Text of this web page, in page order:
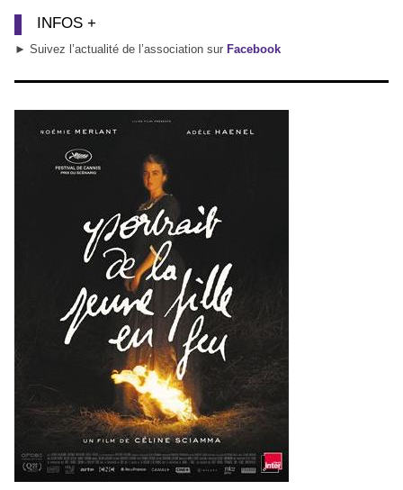
INFOS +
► Suivez l’actualité de l’association sur Facebook